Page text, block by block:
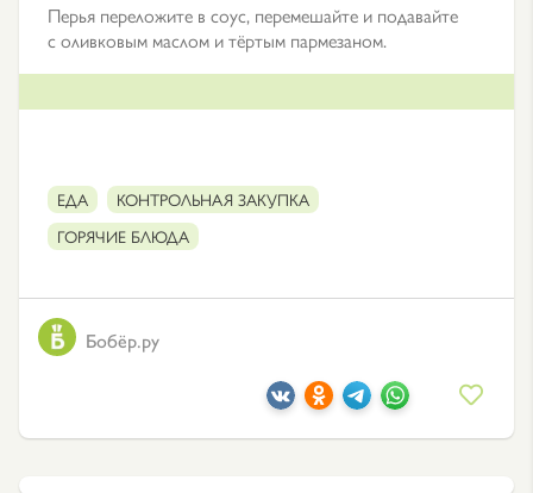
Перья переложите в соус, перемешайте и подавайте
с оливковым маслом и тёртым пармезаном.
ЕДА
КОНТРОЛЬНАЯ ЗАКУПКА
ГОРЯЧИЕ БЛЮДА
Бобёр.ру